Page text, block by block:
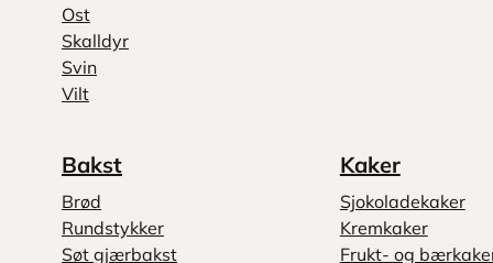
Ost
Skalldyr
Svin
Vilt
Bakst
Brød
Rundstykker
Søt gjærbakst
Kaker
Sjokoladekaker
Kremkaker
Frukt- og